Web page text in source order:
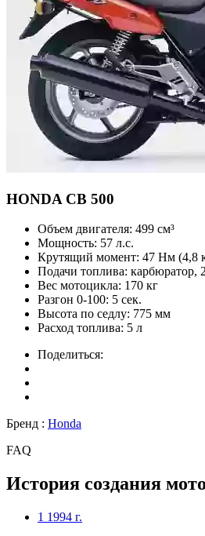
HONDA CB 500
Объем двигателя: 499 см³
Мощность: 57 л.с.
Крутящий момент: 47 Нм (4,8
Подачи топлива: карбюратор,
Вес мотоцикла: 170 кг
Разгон 0-100: 5 сек.
Высота по седлу: 775 мм
Расход топлива: 5 л
Поделиться:
Бренд : Honda
FAQ
История создания
1 1994 г.